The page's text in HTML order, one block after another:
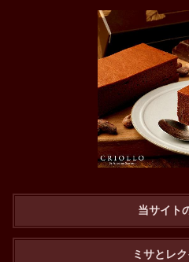
当サイト
ミサとレ